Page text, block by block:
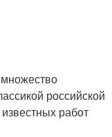
российской
работ